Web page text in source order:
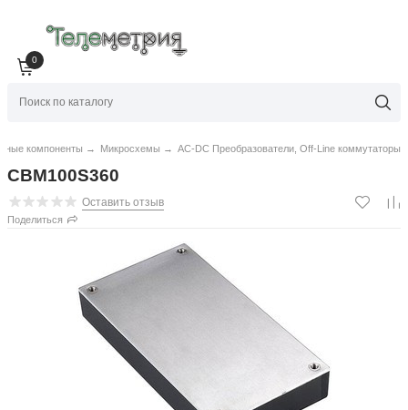
0
компоненты → Микросхемы → AC-DC Преобразователи, Off-Line коммутаторы
CBM100S360
Оставить отзыв
Поделиться